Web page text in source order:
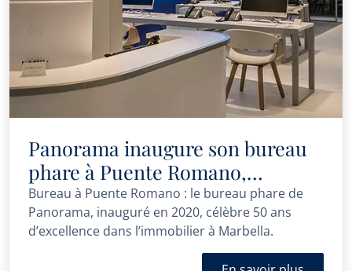
Panorama inaugure son bureau
phare à Puente Romano,
marquant 50 ans d’excellence
Bureau à Puente Romano : le bureau phare de
Panorama, inauguré en 2020, célèbre 50 ans
d’excellence dans l’immobilier à Marbella.